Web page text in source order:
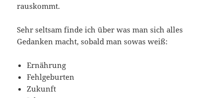
rauskommt.
Sehr seltsam finde ich über was man sich alles
Gedanken macht, sobald man sowas weiß:
Ernährung
Fehlgeburten
Zukunft